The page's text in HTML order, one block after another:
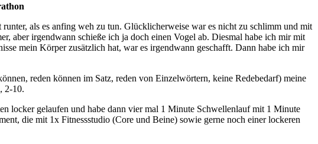
als es anfing weh zu tun. Glücklicherweise war es nicht zu schlimm und mit
aber irgendwann schieße ich ja doch einen Vogel ab. Diesmal habe ich mir mit
mein Körper zusätzlich hat, war es irgendwann geschafft. Dann habe ich mir
reden können im Satz, reden von Einzelwörtern, keine Redebedarf) meine
2-10.
locker gelaufen und habe dann vier mal 1 Minute Schwellenlauf mit 1 Minute
die mit 1x Fitnessstudio (Core und Beine) sowie gerne noch einer lockeren